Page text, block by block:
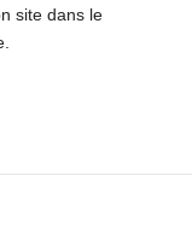
site dans le